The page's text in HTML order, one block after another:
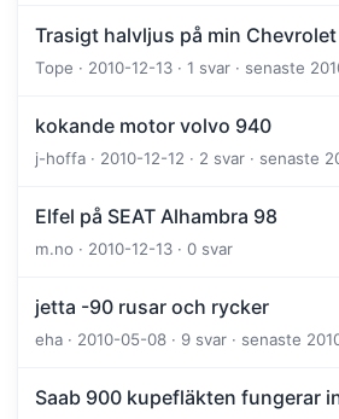
Trasigt halvljus på min
Tope · 2010-12-13 · 1 svar · senaste
kokande motor volvo 940
j-hoffa · 2010-12-12 · 2 svar · senaste
Elfel på SEAT Alhambra 98
m.no · 2010-12-13 · 0 svar
jetta -90 rusar och rycker
eha · 2010-05-08 · 9 svar · senaste
Saab 900 kupefläkten fungerar